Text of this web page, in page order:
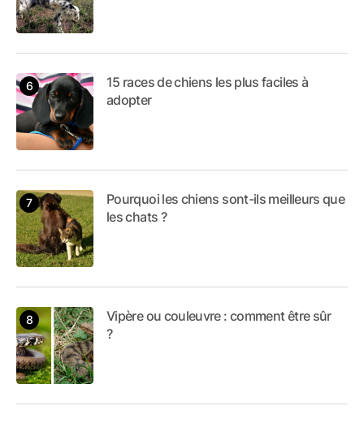
15 races de chiens les plus faciles à
adopter
Pourquoi les chiens sont-ils meilleurs que
les chats ?
Vipère ou couleuvre : comment être sûr
?